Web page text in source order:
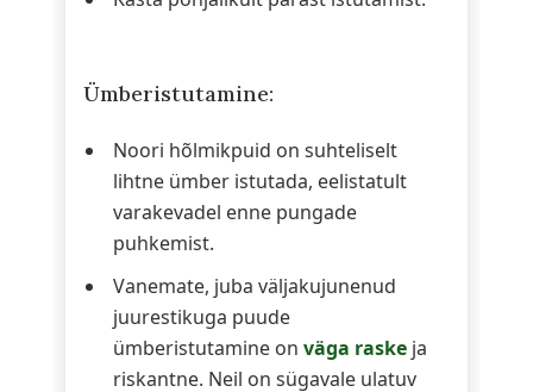
Ümberistutamine:
Noori hõlmikpuid on suhteliselt
lihtne ümber istutada, eelistatult
varakevadel enne pungade
puhkemist.
Vanemate, juba väljakujunenud
juurestikuga puude
ümberistutamine on väga raskeja
riskantne. Neil on sügavale ulatuv